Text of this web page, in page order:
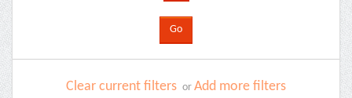
Clear current filters or Add more filters